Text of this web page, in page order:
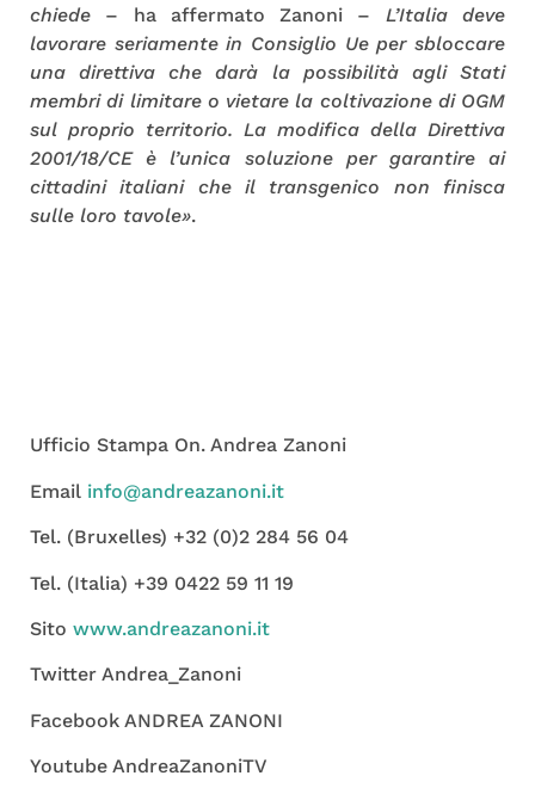
chiede – ha affermato Zanoni – L’Italia deve
lavorare seriamente in Consiglio Ue per sbloccare
una direttiva che darà la possibilità agli Stati
membri di limitare o vietare la coltivazione di OGM
sul proprio territorio. La modifica della Direttiva
2001/18/CE è l’unica soluzione per garantire ai
cittadini italiani che il transgenico non finisca
sulle loro tavole».
Ufficio Stampa On. Andrea Zanoni
Email info@andreazanoni.it
Tel. (Bruxelles) +32 (0)2 284 56 04
Tel. (Italia) +39 0422 59 11 19
Sito www.andreazanoni.it
Twitter Andrea_Zanoni
Facebook ANDREA ZANONI
Youtube AndreaZanoniTV